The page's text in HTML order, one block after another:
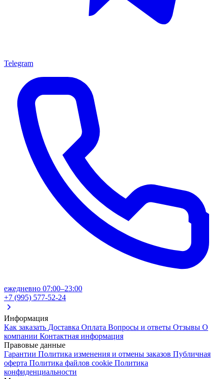
Telegram
ежедневно 07:00–23:00
+7 (995) 577-52-24
Информация
Как заказать Доставка Оплата Вопросы и ответы Отзывы О
компании Контактная информация
Правовые данные
Гарантии Политика изменения и отмены заказов Публичная
оферта Политика файлов cookie Политика
конфиденциальности